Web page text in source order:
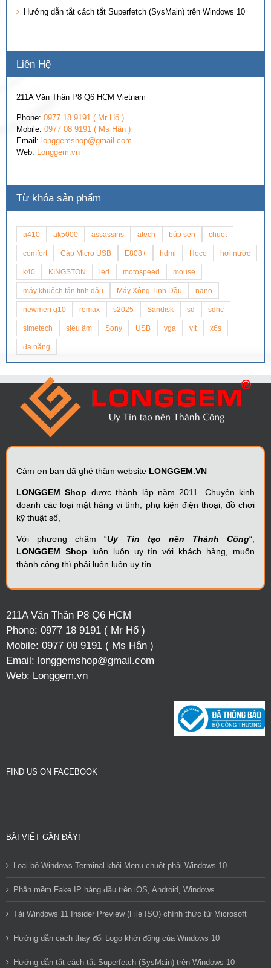
Hướng dẫn tắt cách tắt Superfetch (SysMain) trên Windows 10
Liên Hệ
211A Văn Thân P8 Q6 HCM Vietnam
Phone: 0977 18 9191 ( Mr Hổ )
Mobile: 0977 08 9191 ( Ms Hân )
Email: longgemshop@gmail.com
Web: Longgem.vn
Từ khóa sản phẩm
a410 ak5000 assassins atech búp sen chuot
comfort Cáp Micro USB E808+ hdmi Hoco hơi nước
k40 KINGSTON led motospeed mouse
máy khuếch tán tinh dầu Máy Xông Tinh Dầu nano
newmen g10 remax s2025 Sandisk sd sdhc
simetech siêu âm Sony USB vga vít x6s
đa năng
Cảm ơn bạn đã ghé thăm website LONGGEM.VN
LONGGEM Shop được thành lập năm 2011. Chuyên kinh
doanh các loại mặt hàng vi tính, phụ kiện điện thoại, đồ chơi
kỹ thuật số,
Với phương châm “Uy Tín tạo nên Thành Công“,
LONGGEM Shop luôn luôn uy tín với khách hàng, muốn
thành công thì phải luôn luôn uy tín.
211A Văn Thân P8 Q6 HCM
Phone: 0977 18 9191 ( Mr Hổ )
Mobile: 0977 08 9191 ( Ms Hân )
Email: longgemshop@gmail.com
Web: Longgem.vn
FIND US ON FACEBOOK
BÀI VIẾT GẦN ĐÂY!
Loại bỏ Windows Terminal khỏi Menu chuột phải Windows 10
Phần mềm Fake IP hàng đầu trên iOS, Android, Windows
Tải Windows 11 Insider Preview (File ISO) chính thức từ Microsoft
Hướng dẫn cách thay đổi Logo khởi động của Windows 10
Hướng dẫn tắt cách tắt Superfetch (SysMain) trên Windows 10